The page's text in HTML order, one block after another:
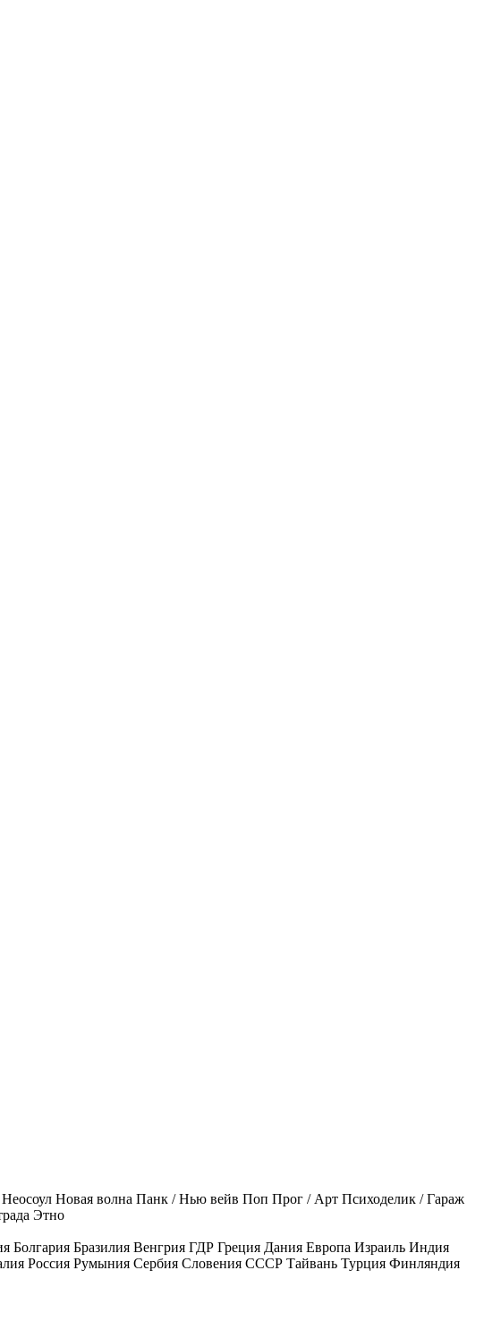
Неосоул Новая волна Панк / Нью вейв Поп Прог / Арт Психоделик / Гараж
Этно
Болгария Бразилия Венгрия ГДР Греция Дания Европа Израиль Индия
Россия Румыния Сербия Словения СССР Тайвань Турция Финляндия